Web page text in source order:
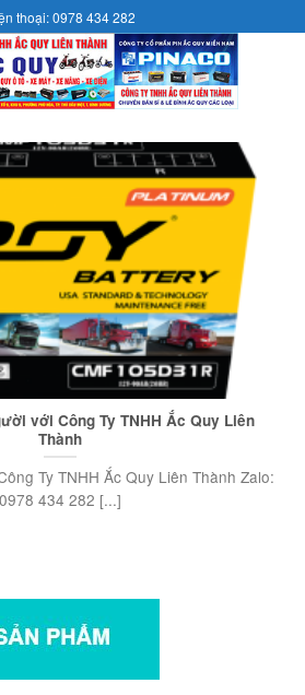
thoại: 0978 434 282
với Công Ty TNHH Ắc Quy Liên
Thành
Ty TNHH Ắc Quy Liên Thành Zalo:
0978 434 282 [...]